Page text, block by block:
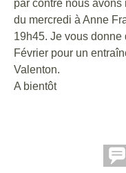
par contre nous
du mercredi à Anne
19h45. Je vous
Février pour un
Valenton.
A bientôt